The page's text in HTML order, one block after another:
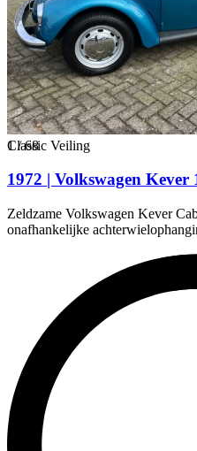
1/68
Classic Veiling
1972 | Volkswagen Kever
Zeldzame Volkswagen Kever
onafhankelijke